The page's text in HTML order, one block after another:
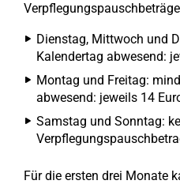
Dienstag, Mittwoch und
Kalendertag abwesend:
Montag und Freitag:
abwesend: jeweils 14
Samstag und Sonntag:
Für die ersten drei Monate